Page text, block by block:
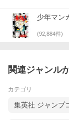
少年マン
(92,884件)
関連ジャンル
カテゴリ
集英社 ジャンプ